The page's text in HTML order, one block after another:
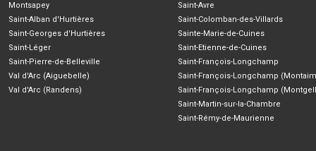
Montsapey
Saint-Alban d'Hurtières
Saint-Georges d'Hurtières
Saint-Léger
Saint-Pierre-de-Belleville
Val d'Arc (Aiguebelle)
Val d'Arc (Randens)
Saint-Avre
Saint-Colomban-des-Villards
Sainte-Marie-de-Cuines
Saint-Etienne-de-Cuines
Saint-François-Longchamp
Saint-François-Longchamp
Saint-François-Longchamp
Saint-Martin-sur-la-Chambre
Saint-Rémy-de-Maurienne